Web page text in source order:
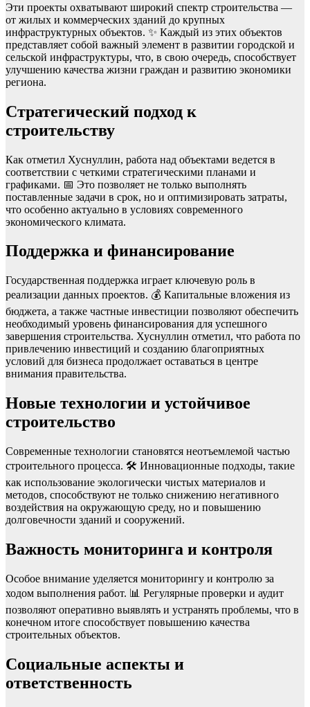
Эти проекты охватывают широкий спектр строительства —
от жилых и коммерческих зданий до крупных
инфраструктурных объектов. ✨ Каждый из этих объектов
представляет собой важный элемент в развитии городской и
сельской инфраструктуры, что, в свою очередь, способствует
улучшению качества жизни граждан и развитию экономики
региона.
Стратегический подход к
строительству
Как отметил Хуснуллин, работа над объектами ведется в
соответствии с четкими стратегическими планами и
графиками. 📅 Это позволяет не только выполнять
поставленные задачи в срок, но и оптимизировать затраты,
что особенно актуально в условиях современного
экономического климата.
Поддержка и финансирование
Государственная поддержка играет ключевую роль в
реализации данных проектов. 💰 Капитальные вложения из
бюджета, а также частные инвестиции позволяют обеспечить
необходимый уровень финансирования для успешного
завершения строительства. Хуснуллин отметил, что работа по
привлечению инвестиций и созданию благоприятных
условий для бизнеса продолжает оставаться в центре
внимания правительства.
Новые технологии и устойчивое
строительство
Современные технологии становятся неотъемлемой частью
строительного процесса. 🛠️ Инновационные подходы, такие
как использование экологически чистых материалов и
методов, способствуют не только снижению негативного
воздействия на окружающую среду, но и повышению
долговечности зданий и сооружений.
Важность мониторинга и контроля
Особое внимание уделяется мониторингу и контролю за
ходом выполнения работ. 📊 Регулярные проверки и аудит
позволяют оперативно выявлять и устранять проблемы, что в
конечном итоге способствует повышению качества
строительных объектов.
Социальные аспекты и
ответственность